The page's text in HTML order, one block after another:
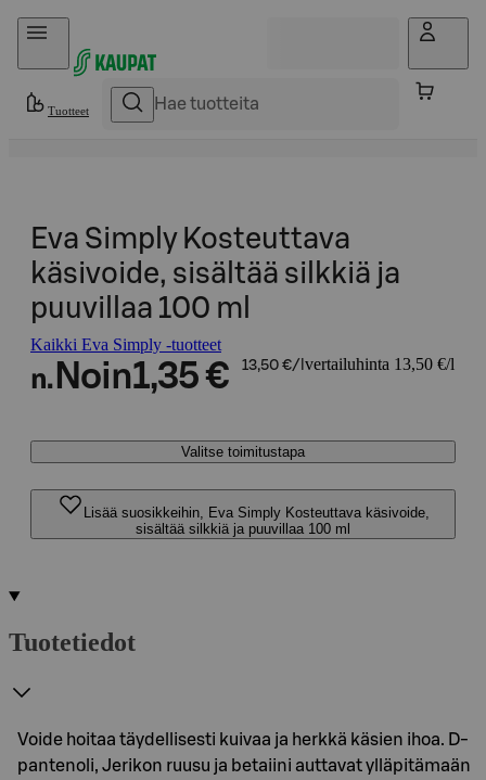
Hyppää sisältöön
Tuotteet
Eva Simply Kosteuttava
käsivoide, sisältää silkkiä ja
puuvillaa 100 ml
Kaikki Eva Simply -tuotteet
n. Noin1,35 € 13,50 €/l vertailuhinta 13,50 €/l
Valitse toimitustapa
Lisää suosikkeihin, Eva Simply Kosteuttava käsivoide,
sisältää silkkiä ja puuvillaa 100 ml
Tuotetiedot
Voide hoitaa täydellisesti kuivaa ja herkkä käsien ihoa. D-
pantenoli, Jerikon ruusu ja betaiini auttavat ylläpitämaän